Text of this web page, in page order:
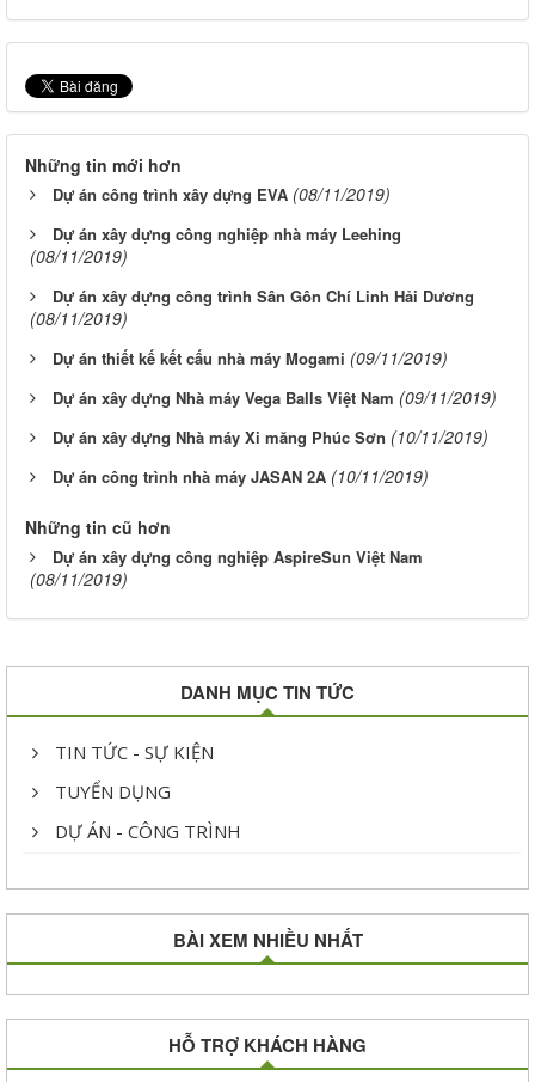
Những tin mới hơn
Dự án công trình xây dựng EVA (08/11/2019)
Dự án xây dựng công nghiệp nhà máy Leehing
(08/11/2019)
Dự án xây dựng công trình Sân Gôn Chí Linh Hải Dương
(08/11/2019)
Dự án thiết kế kết cấu nhà máy Mogami (09/11/2019)
Dự án xây dựng Nhà máy Vega Balls Việt Nam (09/11/2019)
Dự án xây dựng Nhà máy Xi măng Phúc Sơn (10/11/2019)
Dự án công trình nhà máy JASAN 2A (10/11/2019)
Những tin cũ hơn
Dự án xây dựng công nghiệp AspireSun Việt Nam
(08/11/2019)
DANH MỤC TIN TỨC
TIN TỨC - SỰ KIỆN
TUYỂN DỤNG
DỰ ÁN - CÔNG TRÌNH
BÀI XEM NHIỀU NHẤT
HỖ TRỢ KHÁCH HÀNG